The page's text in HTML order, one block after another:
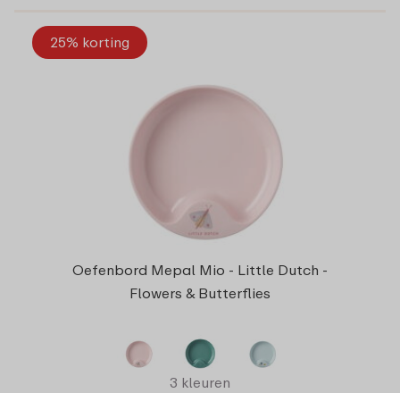
25% korting
Oefenbord Mepal Mio - Little Dutch -
Flowers & Butterflies
3 kleuren